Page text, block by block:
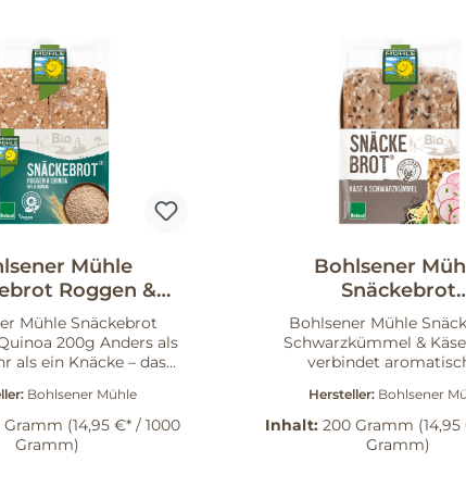
Sie das Mini
Sesam & Dinkel – ein
Begleiter für viele
Sie das Snäckebrot, wenn
knusprigen, salzigen
klarer Laugen-Note
Mühle
Roggen &
200 g
Mühle Snäckebrot
200g Anders als
als ein Knäcke – das
Note mit dem
von Quinoa. Seit 2016
Mühle gemeinsam
Bohlsener Mühle
Gramm (14,95 €* / 1000
Gramm)
Bohlsener
Snäckebrot
Schwarzkümmel &
200 g
Bohlsener Mühle
Schwarzkümmel &
verbindet
Käse – anders als Brot,
Knäcke. Die kräftig-
Komposition passt zum
Hersteller: Bohlsener
Inhalt: 200 Gramm
Gramm)